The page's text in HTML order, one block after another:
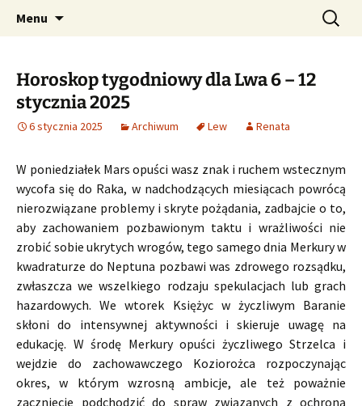
CzaroMarowy horoskop
dzienny, miesięczny i
tygodniowy
Profesjonalne przepowiednie astrologiczne
Menu Szukaj:
Horoskop tygodniowy dla Lwa 6 – 12
stycznia 2025
6 stycznia 2025 Archiwum Lew Renata
W poniedziałek Mars opuści wasz znak i ruchem wstecznym
wycofa się do Raka, w nadchodzących miesiącach powrócą
nierozwiązane problemy i skryte pożądania, zadbajcie o to,
aby zachowaniem pozbawionym taktu i wrażliwości nie
zrobić sobie ukrytych wrogów, tego samego dnia Merkury w
kwadraturze do Neptuna pozbawi was zdrowego rozsądku,
zwłaszcza we wszelkiego rodzaju spekulacjach lub grach
hazardowych. We wtorek Księżyc w życzliwym Baranie
skłoni do intensywnej aktywności i skieruje uwagę na
edukację. W środę Merkury opuści życzliwego Strzelca i
wejdzie do zachowawczego Koziorożca rozpoczynając
okres, w którym wzrosną ambicje, ale też poważnie
zaczniecie podchodzić do spraw związanych z ochroną